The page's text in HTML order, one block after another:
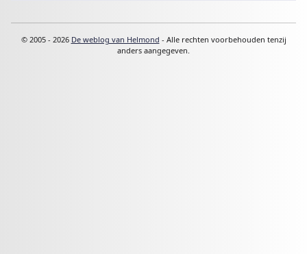
© 2005 - 2026 De weblog van Helmond - Alle rechten voorbehouden tenzij
anders aangegeven.